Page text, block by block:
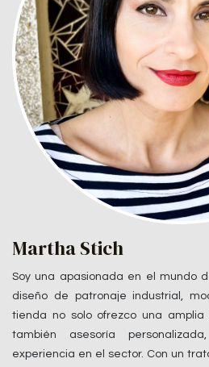
Martha Stich
Soy una apasionada en el mundo
diseño de patronaje industrial,
tienda no solo ofrezco una
también asesoría
experiencia en el sector. Con un